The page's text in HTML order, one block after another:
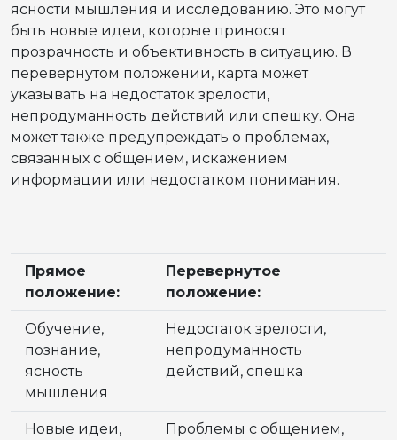
ясности мышления и исследованию. Это могут
быть новые идеи, которые приносят
прозрачность и объективность в ситуацию. В
перевернутом положении, карта может
указывать на недостаток зрелости,
непродуманность действий или спешку. Она
может также предупреждать о проблемах,
связанных с общением, искажением
информации или недостатком понимания.
Прямое
положение:
Перевернутое
положение:
Обучение,
познание,
ясность
мышления
Недостаток зрелости,
непродуманность
действий, спешка
Новые идеи,
Проблемы с общением,